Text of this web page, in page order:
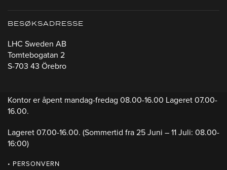
BESØKSADRESSE
LHC Sweden AB
Tomtebogatan 2
S-703 43 Örebro
Kontor er åpent mandag-fredag 08.00-16.00 Lageret 07.00-
16.00.
Lageret 07.00-16.00. (Sommertid fra 25 Juni – 11 Juli: 08.00-
16:00)
• PERSONVERN